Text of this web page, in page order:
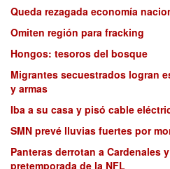
Queda rezagada economía
Omiten región para fracking
Hongos: tesoros del bosque
Migrantes secuestrados logran
y armas
Iba a su casa y pisó cable
SMN prevé lluvias fuertes por
Panteras derrotan a Cardenales
pretemporada de la NFL